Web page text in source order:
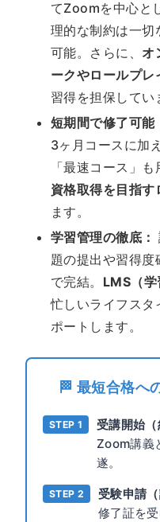
てZoomを中心と
理的な制約は一
可能。さらに、 オ
ークやロールプレ
習得を担保してい
短期間で修了可能
3ヶ月コースに加
「最速コース」も
資格取得を目指す
ます。
学習管理の徹底：
題の提出や習得
で完結。 LMS（学
忙しいライフスタ
ポートします。
🏁 最短合格へ
STEP 1
受講開始（
Zoom講義
遂。
STEP 2
受験申請
修了証を